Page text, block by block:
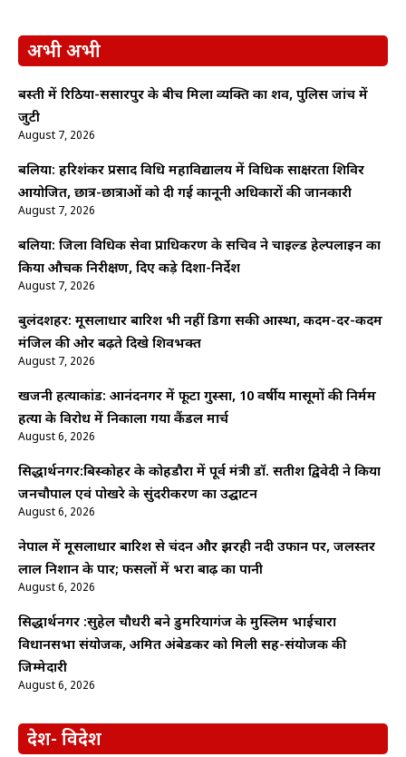
अभी अभी
बस्ती में रिठिया-ससारपुर के बीच मिला व्यक्ति का शव, पुलिस जांच में
जुटी
August 7, 2026
बलिया: हरिशंकर प्रसाद विधि महाविद्यालय में विधिक साक्षरता शिविर
आयोजित, छात्र-छात्राओं को दी गई कानूनी अधिकारों की जानकारी
August 7, 2026
बलिया: जिला विधिक सेवा प्राधिकरण के सचिव ने चाइल्ड हेल्पलाइन का
किया औचक निरीक्षण, दिए कड़े दिशा-निर्देश
August 7, 2026
बुलंदशहर: मूसलाधार बारिश भी नहीं डिगा सकी आस्था, कदम-दर-कदम
मंजिल की ओर बढ़ते दिखे शिवभक्त
August 7, 2026
खजनी हत्याकांड: आनंदनगर में फूटा गुस्सा, 10 वर्षीय मासूमों की निर्मम
हत्या के विरोध में निकाला गया कैंडल मार्च
August 6, 2026
सिद्धार्थनगर:बिस्कोहर के कोहडौरा में पूर्व मंत्री डॉ. सतीश द्विवेदी ने किया
जनचौपाल एवं पोखरे के सुंदरीकरण का उद्घाटन
August 6, 2026
नेपाल में मूसलाधार बारिश से चंदन और झरही नदी उफान पर, जलस्तर
लाल निशान के पार; फसलों में भरा बाढ़ का पानी
August 6, 2026
सिद्धार्थनगर :सुहेल चौधरी बने डुमरियागंज के मुस्लिम भाईचारा
विधानसभा संयोजक, अमित अंबेडकर को मिली सह-संयोजक की
जिम्मेदारी
August 6, 2026
देश- विदेश